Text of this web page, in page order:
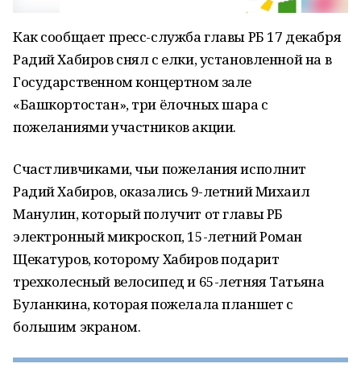
Как сообщает пресс-служба главы РБ 17 декабря
Радий Хабиров снял с елки, установленной на в
Государственном концертном зале
«Башкортостан», три ёлочных шара с
пожеланиями участников акции.
Счастливчиками, чьи пожелания исполнит
Радий Хабиров, оказались 9-летний Михаил
Манулин, который получит от главы РБ
электронный микроскоп, 15-летний Роман
Щекатуров, которому Хабиров подарит
трехколесный велосипед и 65-летняя Татьяна
Буланкина, которая пожелала планшет с
большим экраном.